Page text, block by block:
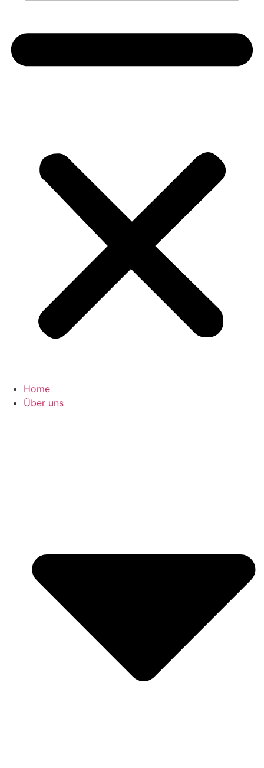
Home
Über uns